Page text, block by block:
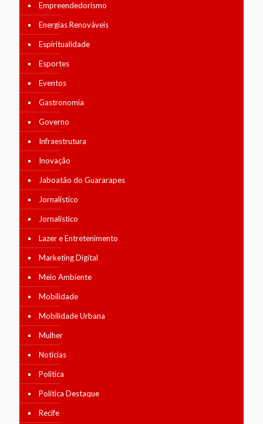
Empreendedorismo
Energias Renováveis
Espiritualidade
Esportes
Eventos
Gastronomia
Governo
Infraestrutura
Inovação
Jaboatão do Guararapes
Jornalístico
Jornalístico
Lazer e Entretenimento
Marketing Digital
Meio Ambiente
Mobilidade
Mobilidade Urbana
Mulher
Notícias
Política
Política Destaque
Recife